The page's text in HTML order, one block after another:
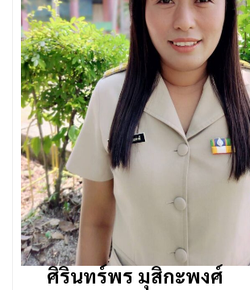
ศิรินทร์พร มุสิกะพงศ์